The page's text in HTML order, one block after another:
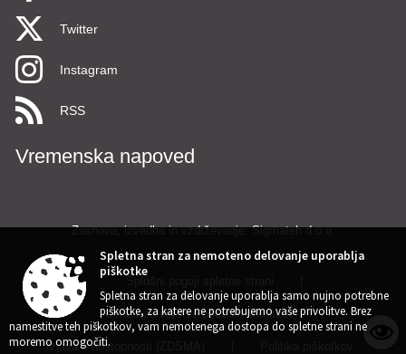
Twitter
Instagram
RSS
Vremenska napoved
Zasnova, izvedba in vzdrževanje: Sigmateh d.o.o.
Center za varstvo osebnih podatkov |
Izjava o dostopnosti (ZDSMA)
Spletna stran za nemoteno delovanje uporablja
piškotke
Spletna stran za delovanje uporablja samo nujno potrebne
piškotke, za katere ne potrebujemo vaše privolitve. Brez
namestitve teh piškotkov, vam nemotenega dostopa do spletne strani ne
moremo omogočiti.